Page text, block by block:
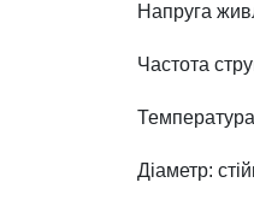
Напруга
Частота
Діаметр: